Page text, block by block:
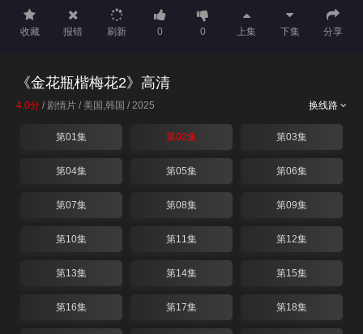
收藏 报错 刷新 0 0 上集 下集 分享
《金花瓶楷梅花2》高清
换线路
4.0分 / 剧情片 / 美国,韩国 / 2025
第01集 第02集 第03集
第04集 第05集 第06集
第07集 第08集 第09集
第10集 第11集 第12集
第13集 第14集 第15集
第16集 第17集 第18集